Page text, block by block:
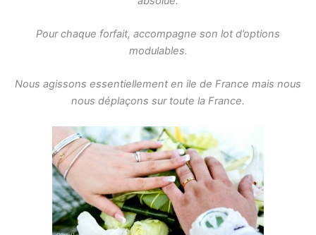
Pour chaque forfait, accompagne son lot d’options
modulables.
Nous agissons essentiellement en ile de France mais nous
nous déplaçons sur toute la France.